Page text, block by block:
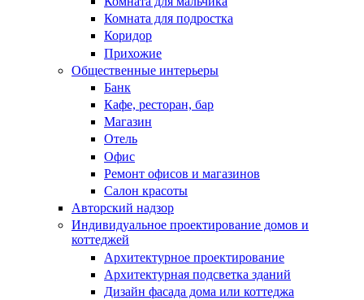
Комната для подростка
Коридор
Прихожие
Общественные интерьеры
Банк
Кафе, ресторан, бар
Магазин
Отель
Офис
Ремонт офисов и магазинов
Салон красоты
Авторский надзор
Индивидуальное проектирование домов и
коттеджей
Архитектурное проектирование
Архитектурная подсветка зданий
Дизайн фасада дома или коттеджа